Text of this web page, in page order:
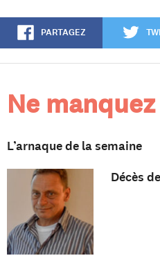
PARTAGEZ
Ne
L’arnaque de la semaine
Décès